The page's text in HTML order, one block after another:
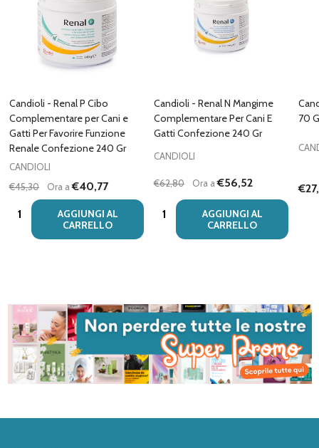
Candioli - Renal P Cibo
Complementare per Cani e
Gatti Per Favorire Funzione
Renale Confezione 240 Gr
CANDIOLI
€45,30
Ora a€40,77
Quantità:
AGGIUNGI AL
CARRELLO
Candioli - Renal N Mangime
Complementare Per Cani E
Gatti Confezione 240 Gr
CANDIOLI
€62,80 Ora a€56,52
Quantità:
AGGIUNGI AL
CARRELLO
70